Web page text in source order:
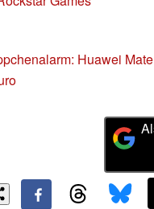
Huawei